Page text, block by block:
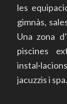
les
gimnàs,
Una zona
piscines
jacuzzis i spa.